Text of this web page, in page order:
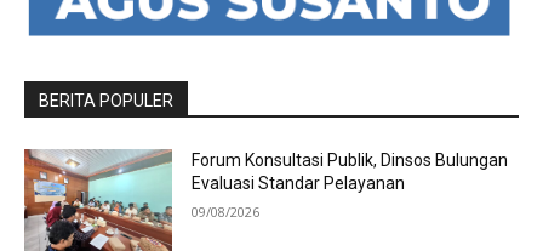
BERITA POPULER
Forum Konsultasi Publik, Dinsos Bulungan
Evaluasi Standar Pelayanan
09/08/2026